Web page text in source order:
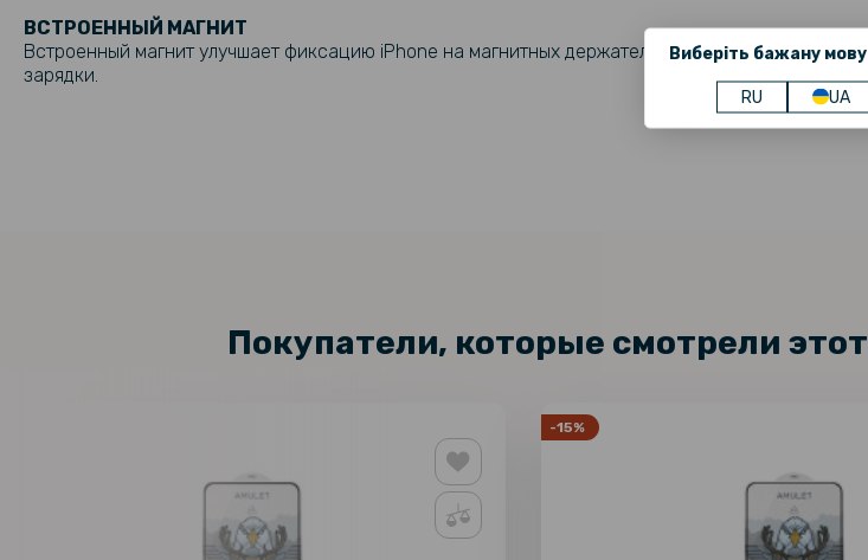
Виберіть бажану
RU UA
ВСТРОЕННЫЙ МАГНИТ
Встроенный магнит улучшает фиксацию iPhone на магнитных держателях и способствует
зарядки.
Покупатели, которые смотрели
-15%